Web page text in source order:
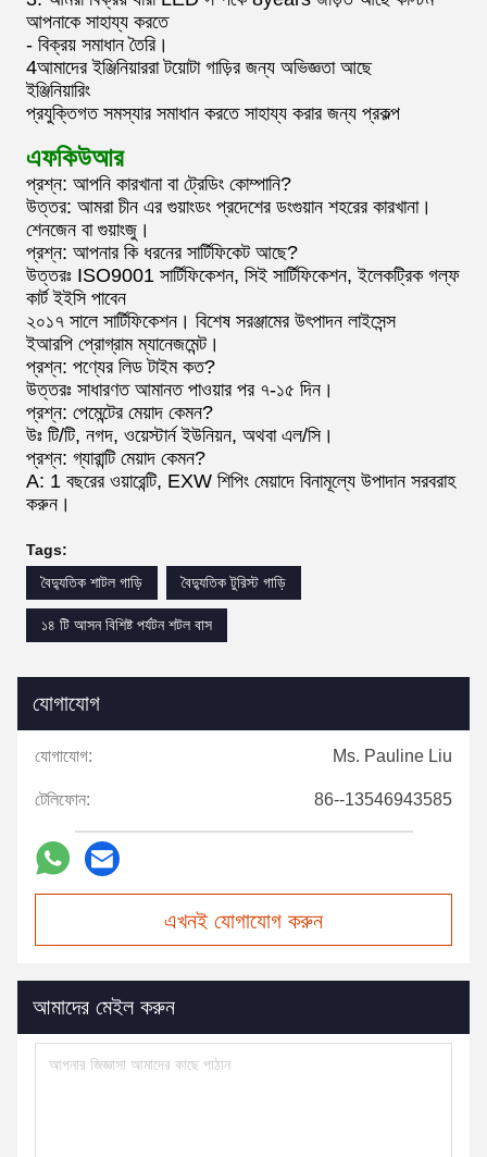
আপনাকে সাহায্য করতে
- বিক্রয় সমাধান তৈরি।
4আমাদের ইঞ্জিনিয়াররা টয়োটা গাড়ির জন্য অভিজ্ঞতা আছে
ইঞ্জিনিয়ারিং
প্রযুক্তিগত সমস্যার সমাধান করতে সাহায্য করার জন্য প্রকল্প
এফকিউআর
প্রশ্ন: আপনি কারখানা বা ট্রেডিং কোম্পানি?
উত্তর: আমরা চীন এর গুয়াংডং প্রদেশের ডংগুয়ান শহরের কারখানা।
শেনজেন বা গুয়াংজু।
প্রশ্ন: আপনার কি ধরনের সার্টিফিকেট আছে?
উত্তরঃ ISO9001 সার্টিফিকেশন, সিই সার্টিফিকেশন, ইলেকট্রিক গল্ফ
কার্ট ইইসি পাবেন
২০১৭ সালে সার্টিফিকেশন। বিশেষ সরঞ্জামের উৎপাদন লাইসেন্স
ইআরপি প্রোগ্রাম ম্যানেজমেন্ট।
প্রশ্ন: পণ্যের লিড টাইম কত?
উত্তরঃ সাধারণত আমানত পাওয়ার পর ৭-১৫ দিন।
প্রশ্ন: পেমেন্টের মেয়াদ কেমন?
উঃ টি/টি, নগদ, ওয়েস্টার্ন ইউনিয়ন, অথবা এল/সি।
প্রশ্ন: গ্যারান্টি মেয়াদ কেমন?
A: 1 বছরের ওয়ারেন্টি, EXW শিপিং মেয়াদে বিনামূল্যে উপাদান সরবরাহ
করুন।
Tags:
বৈদ্যুতিক শাটল গাড়ি
বৈদ্যুতিক টুরিস্ট গাড়ি
১৪ টি আসন বিশিষ্ট পর্যটন শটল বাস
যোগাযোগ
যোগাযোগ: Ms. Pauline Liu
টেলিফোন: 86--13546943585
এখনই যোগাযোগ করুন
আমাদের মেইল করুন